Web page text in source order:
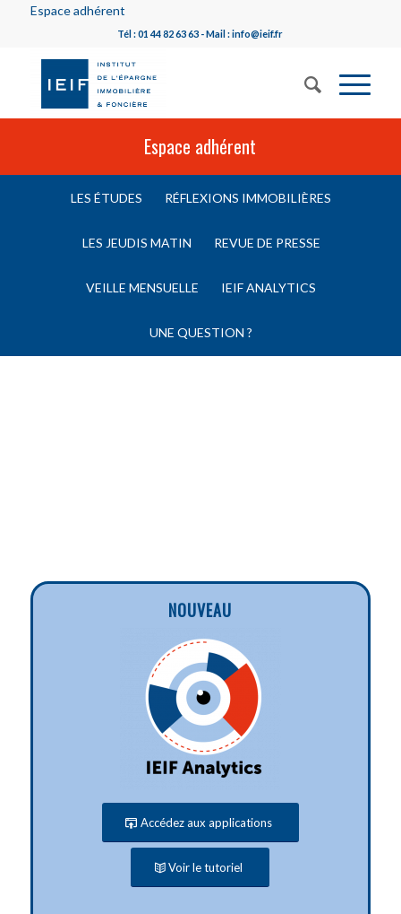
Espace adhérent
Tél : 01 44 82 63 63 - Mail : info@ieif.fr
Espace adhérent
LES ÉTUDES RÉFLEXIONS IMMOBILIÈRES
LES JEUDIS MATIN REVUE DE PRESSE
VEILLE MENSUELLE IEIF ANALYTICS
UNE QUESTION ?
NOUVEAU
Accédez aux applications
Voir le tutoriel